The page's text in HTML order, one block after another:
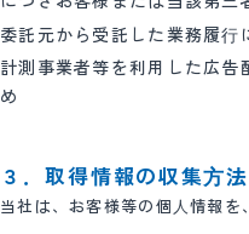
委託元から受託した業務履⾏
計測事業者等を利用した広告
め
３．取得情報の収集⽅法
当社は、お客様等の個⼈情報を